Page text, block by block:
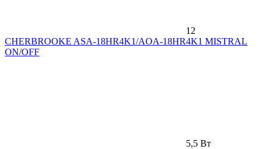
12
CHERBROOKE ASA-18HR4K1/AOA-18HR4K1 MISTRAL
ON/OFF
5,5 Вт